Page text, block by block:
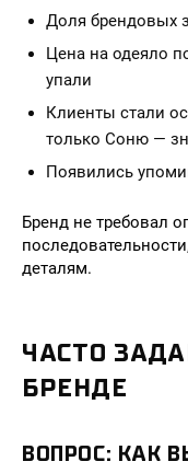
Доля брендовых
Цена на одеяло
упали
Клиенты стали
только Соню —
Появились
Бренд не требовал
деталям.
ЧАСТО
БРЕНДЕ
ВОПРОС: КАК